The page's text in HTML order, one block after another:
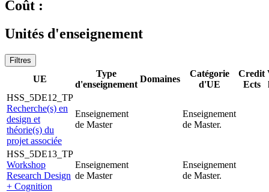
Coût :
Unités d'enseignement
Filtres
UE
Type
d'enseignement
Domaines
Catégorie
d'UE
Credit
Ects
HSS_5DE12_TP
Recherche(s) en
design et
théorie(s) du
projet associée
Enseignement
de Master
Enseignement
de Master.
HSS_5DE13_TP
Workshop
Research Design
+ Cognition
Enseignement
de Master
Enseignement
de Master.